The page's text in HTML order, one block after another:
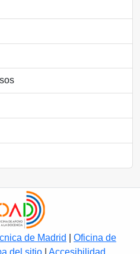
de Madrid
Oficina de
del sitio Accesibilidad